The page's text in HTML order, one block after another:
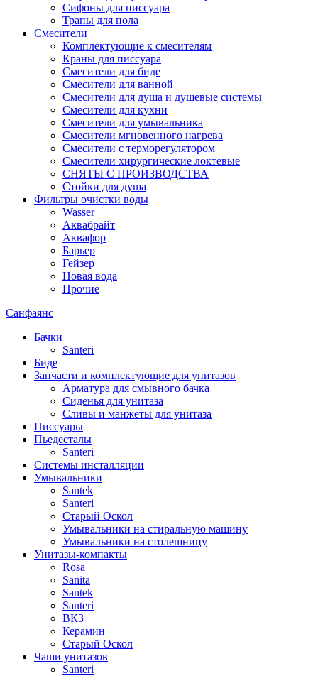
Сифоны для писсуара
Трапы для пола
Смесители
Комплектующие к смесителям
Краны для писсуара
Смесители для биде
Смесители для ванной
Смесители для душа и душевые системы
Смесители для кухни
Смесители для умывальника
Смесители мгновенного нагрева
Смесители с терморегулятором
Смесители хирургические локтевые
СНЯТЫ С ПРОИЗВОДСТВА
Стойки для душа
Фильтры очистки воды
Wasser
Аквабрайт
Аквафор
Барьер
Гейзер
Новая вода
Прочие
Санфаянс
Бачки
Santeri
Биде
Запчасти и комплектующие для унитазов
Арматура для смывного бачка
Сиденья для унитаза
Сливы и манжеты для унитаза
Писсуары
Пьедесталы
Santeri
Системы инсталляции
Умывальники
Santek
Santeri
Старый Оскол
Умывальники на стиральную машину
Умывальники на столешницу
Унитазы-компакты
Rosa
Sanita
Santek
Santeri
ВКЗ
Керамин
Старый Оскол
Чаши унитазов
Santeri